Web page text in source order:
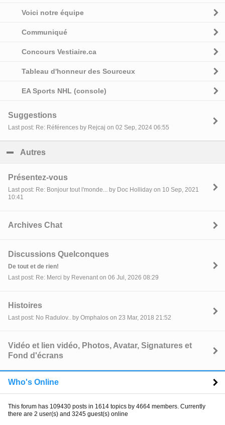
Voici notre équipe
Communiqué
Concours Vestiaire.ca
Tableau d'honneur des Sourceux
EA Sports NHL (console)
Suggestions
Last post: Re: Références by Rejcaj on 02 Sep, 2024 06:55
Autres
Présentez-vous
Last post: Re: Bonjour tout l'monde... by Doc Holliday on 10 Sep, 2021
10:41
Archives Chat
Discussions Quelconques
De tout et de rien!
Last post: Re: Merci by Revenant on 06 Jul, 2026 08:29
Histoires
Last post: No Radulov.. by Omphalos on 23 Mar, 2018 21:52
Vidéo et lien vidéo, Photos, Avatar, Signatures et
Fond d'écrans
Who's Online
This forum has 109430 posts in 1614 topics by 4664 members. Currently
there are 2 user(s) and 3245 guest(s) online